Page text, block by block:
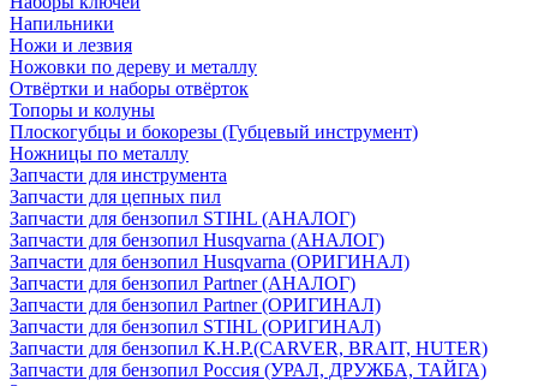
Напильники
Ножи и лезвия
Ножовки по дереву и металлу
Отвёртки и наборы отвёрток
Топоры и колуны
Плоскогубцы и бокорезы (Губцевый инструмент)
Ножницы по металлу
Запчасти для инструмента
Запчасти для цепных пил
Запчасти для бензопил STIHL (АНАЛОГ)
Запчасти для бензопил Husqvarna (АНАЛОГ)
Запчасти для бензопил Husqvarna (ОРИГИНАЛ)
Запчасти для бензопил Partner (АНАЛОГ)
Запчасти для бензопил Partner (ОРИГИНАЛ)
Запчасти для бензопил STIHL (ОРИГИНАЛ)
Запчасти для бензопил К.Н.Р.(CARVER, BRAIT, HUTER)
Запчасти для бензопил Россия (УРАЛ, ДРУЖБА, ТАЙГА)